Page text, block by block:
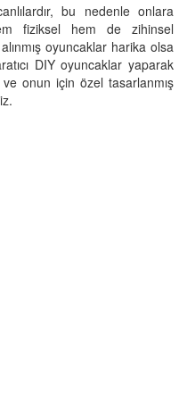
bu nedenle onlara
fiziksel hem de zihinsel
oyuncaklar harika olsa
DIY oyuncaklar yaparak
onun için özel tasarlanmış